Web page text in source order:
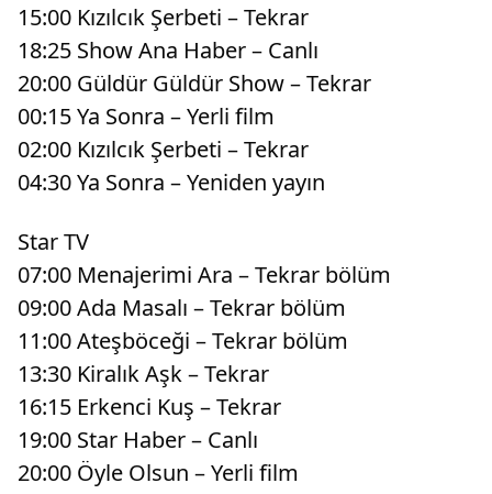
15:00 Kızılcık Şerbeti – Tekrar
18:25 Show Ana Haber – Canlı
20:00 Güldür Güldür Show – Tekrar
00:15 Ya Sonra – Yerli film
02:00 Kızılcık Şerbeti – Tekrar
04:30 Ya Sonra – Yeniden yayın
Star TV
07:00 Menajerimi Ara – Tekrar bölüm
09:00 Ada Masalı – Tekrar bölüm
11:00 Ateşböceği – Tekrar bölüm
13:30 Kiralık Aşk – Tekrar
16:15 Erkenci Kuş – Tekrar
19:00 Star Haber – Canlı
20:00 Öyle Olsun – Yerli film